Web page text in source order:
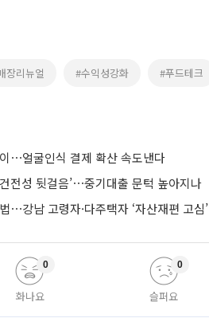
장리뉴얼 #수익성강화 #푸드테크
⋯얼굴인식 결제 확산 속도낸다
전성 뒷걸음’⋯중기대출 문턱 높아지나
⋯강남 고령자·다주택자 ‘자산재편 고심’
화나요
0
슬퍼요
0